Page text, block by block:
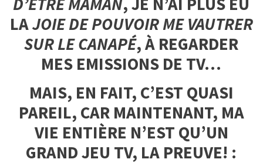
LAJOIE DE POUVOIR ME VAUTRER
SUR LE CANAPÉ, À REGARDER
MES EMISSIONS DE TV…
MAIS, EN FAIT, C’EST QUASI
PAREIL, CAR MAINTENANT, MA
VIE ENTIÈRE N’EST QU’UN
GRAND JEU TV, LA PREUVE! :